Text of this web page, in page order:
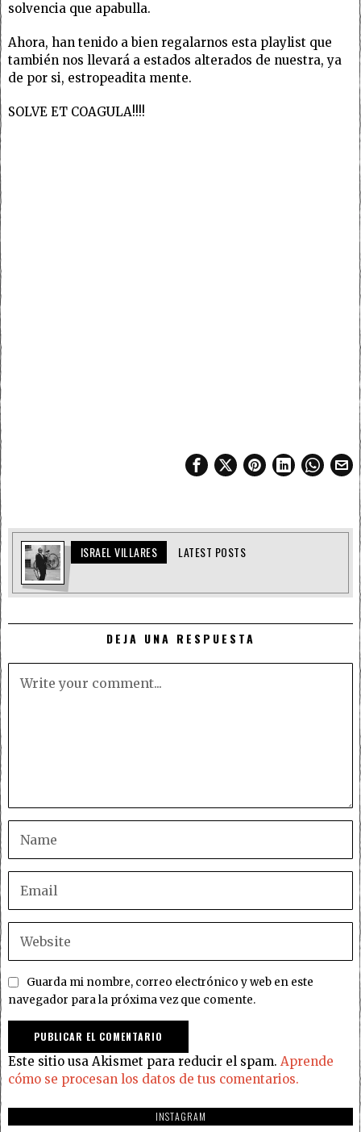
solvencia que apabulla.
Ahora, han tenido a bien regalarnos esta playlist que
también nos llevará a estados alterados de nuestra, ya
de por si, estropeadita mente.
SOLVE ET COAGULA!!!!
ISRAEL VILLARES LATEST POSTS
DEJA UNA RESPUESTA
Guarda mi nombre, correo electrónico y web en este
navegador para la próxima vez que comente.
Este sitio usa Akismet para reducir el spam. Aprende
cómo se procesan los datos de tus comentarios.
INSTAGRAM